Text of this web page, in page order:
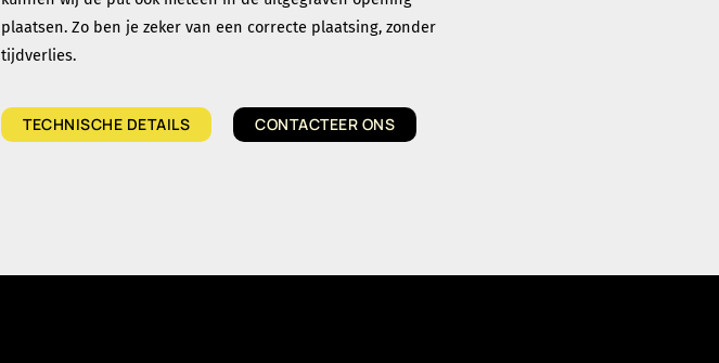
plaatsen. Zo ben je zeker van een correcte plaatsing, zonder
tijdverlies.
TECHNISCHE DETAILS CONTACTEER ONS